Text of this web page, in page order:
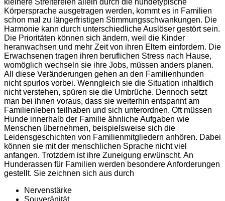
kleinere Streitereien allein durch die hundetypische
Körpersprache ausgetragen werden, kommt es in Familien
schon mal zu längerfristigen Stimmungsschwankungen. Die
Harmonie kann durch unterschiedliche Auslöser gestört sein.
Die Prioritäten können sich ändern, weil die Kinder
heranwachsen und mehr Zeit von ihren Eltern einfordern. Die
Erwachsenen tragen ihren beruflichen Stress nach Hause,
womöglich wechseln sie ihre Jobs, müssen anders planen.
All diese Veränderungen gehen an den Familienhunden
nicht spurlos vorbei. Wenngleich sie die Situation inhaltlich
nicht verstehen, spüren sie die Umbrüche. Dennoch setzt
man bei ihnen voraus, dass sie weiterhin entspannt am
Familienleben teilhaben und sich unterordnen. Oft müssen
Hunde innerhalb der Familie ähnliche Aufgaben wie
Menschen übernehmen, beispielsweise sich die
Leidensgeschichten von Familienmitgliedern anhören. Dabei
können sie mit der menschlichen Sprache nicht viel
anfangen. Trotzdem ist ihre Zuneigung erwünscht. An
Hunderassen für Familien werden besondere Anforderungen
gestellt. Sie zeichnen sich aus durch
Nervenstärke